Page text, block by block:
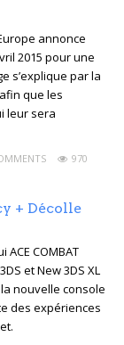
annonce
2015 pour une
s’explique par la
que les
leur sera
970
+ Décolle
ACE COMBAT
et New 3DS XL
nouvelle console
des expériences